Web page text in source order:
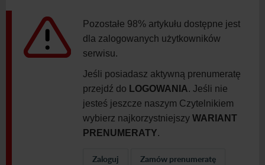
Pozostałe 98% artykułu dostępne jest
dla zalogowanych użytkowników
serwisu.
Jeśli posiadasz aktywną prenumeratę
przejdź do LOGOWANIA. Jeśli nie
jesteś jeszcze naszym Czytelnikiem
wybierz najkorzystniejszy WARIANT
PRENUMERATY.
Zaloguj Zamów prenumeratę